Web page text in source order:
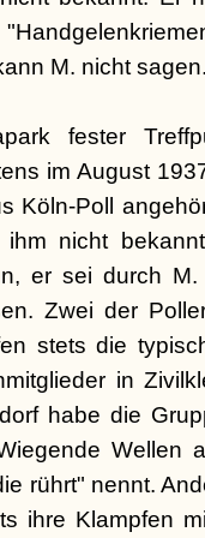
M. nicht
fester
im August
Köln-Poll
nicht
er sei durch M.
Zwei der
stets die
in
habe die
Wellen
rührt" nennt.
ihre Klampfen